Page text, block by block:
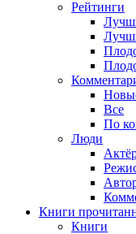
Рейтинги
Все
По
Люди
Книги
Книги